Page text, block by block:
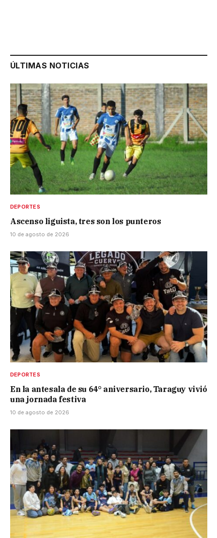
ÚLTIMAS NOTICIAS
DEPORTES
Ascenso liguista, tres son los punteros
10 de agosto de 2026
DEPORTES
En la antesala de su 64° aniversario, Taraguy vivió
una jornada festiva
10 de agosto de 2026